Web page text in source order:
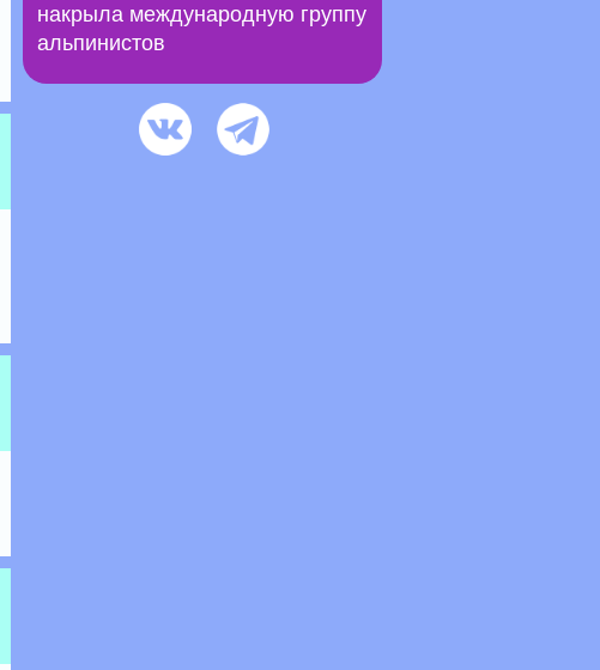
накрыла международную группу
альпинистов